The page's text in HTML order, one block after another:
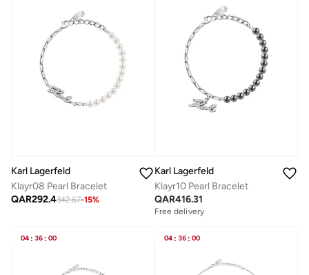
Karl Lagerfeld
Klayr08 Pearl Bracelet
QAR292.4342.67-15%
Karl Lagerfeld
Klayr10 Pearl Bracelet
QAR416.31
Free delivery
Selling out fast
04 : 36 : 00 04 : 36 : 00